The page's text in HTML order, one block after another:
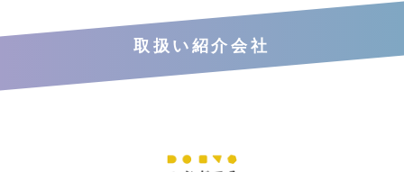
取扱い紹介会社